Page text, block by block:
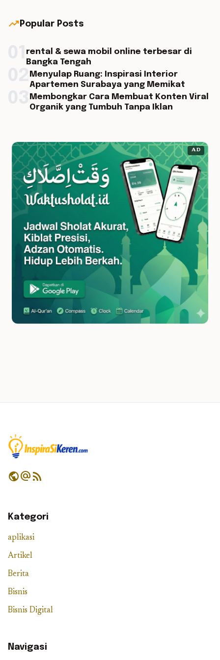
trending_up Popular Posts
rental & sewa mobil online terbesar di
Bangka Tengah
Menyulap Ruang: Inspirasi Interior
Apartemen Surabaya yang Memikat
Membongkar Cara Membuat Konten Viral
Organik yang Tumbuh Tanpa Iklan
AD
publicalternate_emailrss_feed
Kategori
aplikasi
Artikel
Berita
Bisnis
Bisnis Digital
Navigasi